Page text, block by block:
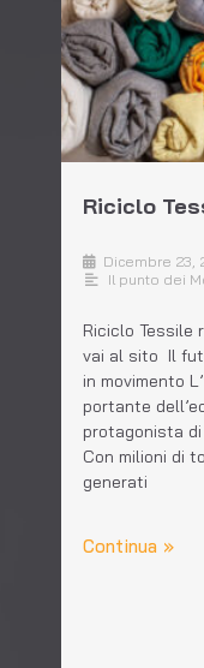
Riciclo
Dicembre 23,
Il punto dei
Riciclo Tessile
vai al sito Il
in movimento
portante
protagonista
Con milioni di
generati
Continua »